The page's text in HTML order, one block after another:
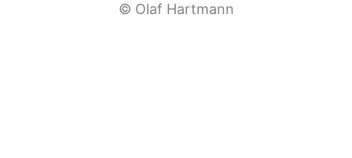
© Olaf Hartmann